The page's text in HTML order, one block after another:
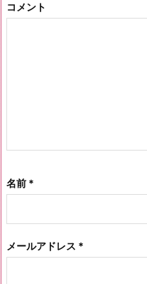
コメント
名前 *
メールアドレス *